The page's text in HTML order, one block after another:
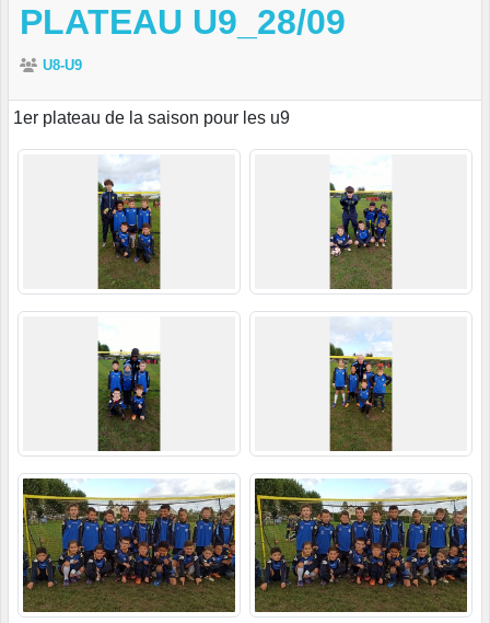
PLATEAU U9_28/09
U8-U9
1er plateau de la saison pour les u9